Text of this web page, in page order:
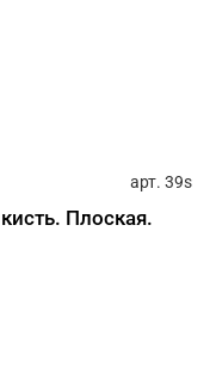
арт. 39s
Плоская.